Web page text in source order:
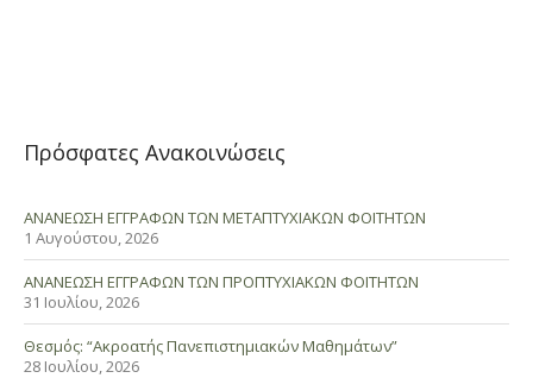
Πρόσφατες Ανακοινώσεις
ΑΝΑΝΕΩΣΗ ΕΓΓΡΑΦΩΝ ΤΩΝ ΜΕΤΑΠΤΥΧΙΑΚΩΝ ΦΟΙΤΗΤΩΝ
1 Αυγούστου, 2026
ΑΝΑΝΕΩΣΗ ΕΓΓΡΑΦΩΝ ΤΩΝ ΠΡΟΠΤΥΧΙΑΚΩΝ ΦΟΙΤΗΤΩΝ
31 Ιουλίου, 2026
Θεσμός: “Ακροατής Πανεπιστημιακών Μαθημάτων”
28 Ιουλίου, 2026